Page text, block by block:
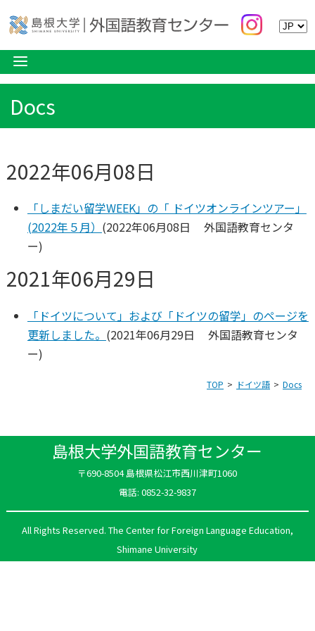
Docs
2022年06月08日
「しまだい留学WEEK」の「 ドイツオンラインツアー」
(2022年５月） (2022年06月08日
外国語教育センタ
ー)
2021年06月29日
「ドイツについて」および「ドイツの留学」のページを
更新しました。 (2021年06月29日
外国語教育センタ
ー)
TOP ドイツ語 Docs
島根大学外国語教育センター
〒690-8504 島根県松江市西川津町1060
電話: 0852-32-9837
All Rights Reserved. The Center for Foreign Language Education,
Shimane University